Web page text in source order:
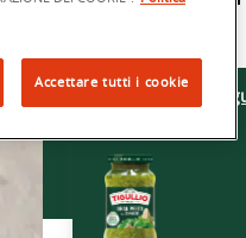
Accettare tutti i cookie